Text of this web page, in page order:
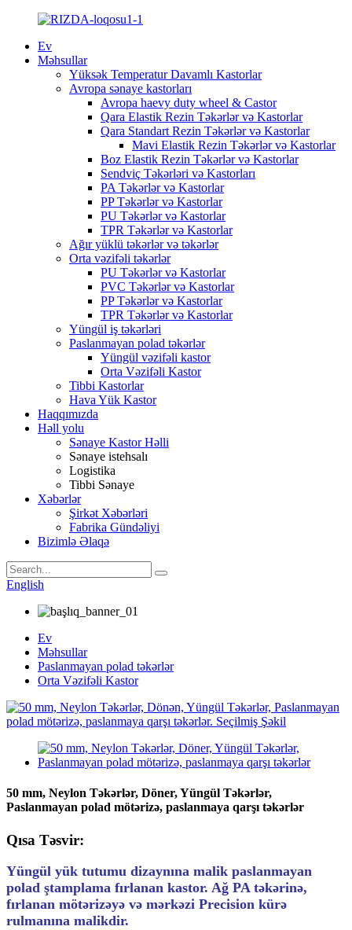
Ev
Məhsullar
Yüksək Temperatur Davamlı Kastorlar
Avropa sənaye kastorları
Avropa haevy duty wheel & Castor
Qara Elastik Rezin Təkərlər və Kastorlar
Qara Standart Rezin Təkərlər və Kastorlar
Mavi Elastik Rezin Təkərlər və Kastorlar
Boz Elastik Rezin Təkərlər və Kastorlar
Sendviç Təkərləri və Kastorları
PA Təkərlər və Kastorlar
PP Təkərlər və Kastorlar
PU Təkərlər və Kastorlar
TPR Təkərlər və Kastorlar
Ağır yüklü təkərlər və təkərlər
Orta vəzifəli təkərlər
PU Təkərlər və Kastorlar
PVC Təkərlər və Kastorlar
PP Təkərlər və Kastorlar
TPR Təkərlər və Kastorlar
Yüngül iş təkərləri
Paslanmayan polad təkərlər
Yüngül vəzifəli kastor
Orta Vəzifəli Kastor
Tibbi Kastorlar
Hava Yük Kastor
Haqqımızda
Həll yolu
Sənaye Kastor Həlli
Sənaye istehsalı
Logistika
Tibbi Sənaye
Xəbərlər
Şirkət Xəbərləri
Fabrika Gündəliyi
Bizimlə Əlaqə
English
Ev
Məhsullar
Paslanmayan polad təkərlər
Orta Vəzifəli Kastor
50 mm, Neylon Təkərlər, Döner, Yüngül Təkərlər,
Paslanmayan polad mötərizə, paslanmaya qarşı təkərlər
Qısa Təsvir:
Yüngül yük tutumu dizaynına malik paslanmayan
polad ştamplama fırlanan kastor. Ağ PA təkərinə,
fırlanan mötərizəyə və mərkəzi Precision kürə
rulmanına malikdir.